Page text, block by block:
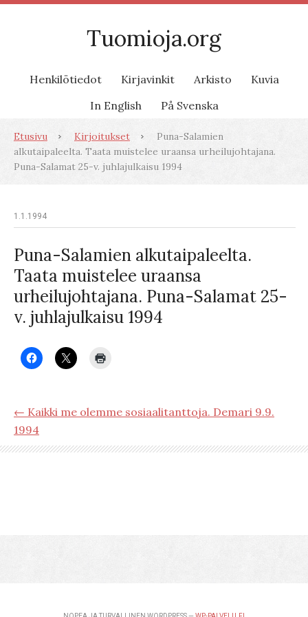
Tuomioja.org
Henkilötiedot Kirjavinkit Arkisto
Kuvia
In English
På Svenska
Etusivu Kirjoitukset
Puna-Salamien
alkutaipaleelta. Taata muistelee uraansa urheilujohtajana.
Puna-Salamat 25-v. juhlajulkaisu 1994
1.1.1994
Puna-Salamien alkutaipaleelta.
Taata muistelee uraansa
urheilujohtajana. Puna-Salamat 25-
v. juhlajulkaisu 1994
← Kaikki me olemme sosiaalitanttoja. Demari 9.9.
1994